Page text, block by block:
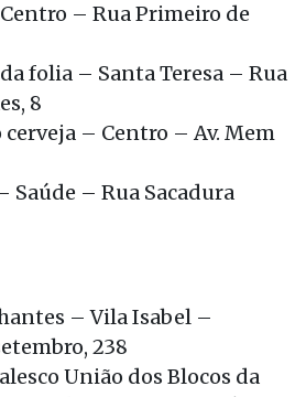
– Rua Primeiro de
folia – Santa Teresa – Rua
8
cerveja – Centro – Av. Mem
Saúde – Rua Sacadura
– Vila Isabel –
238
União dos Blocos da